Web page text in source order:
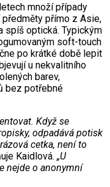
množí případy
přímo z Asie,
spíš optická. Typickým
soft-touch
po krátké době lepit
u nekvalitního
barev,
bez potřebné
Když se
odpadává potisk
cetka, není to
Kaidlová. „U
nejde o anonymní